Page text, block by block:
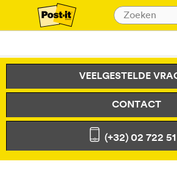
VEELGESTELDE
CONTACT
(+32) 02 722 51